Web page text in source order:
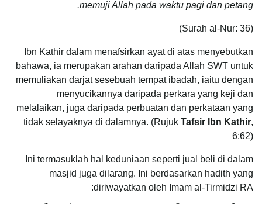
memuji Allah pada waktu pagi dan petang.
(Surah al-Nur: 36)
Ibn Kathir dalam menafsirkan ayat di atas menyebutkan
bahawa, ia merupakan arahan daripada Allah SWT untuk
memuliakan darjat sesebuah tempat ibadah, iaitu dengan
menyucikannya daripada perkara yang keji dan
melalaikan, juga daripada perbuatan dan perkataan yang
tidak selayaknya di dalamnya. (Rujuk Tafsir Ibn Kathir,
6:62)
Ini termasuklah hal keduniaan seperti jual beli di dalam
masjid juga dilarang. Ini berdasarkan hadith yang
diriwayatkan oleh Imam al-Tirmidzi RA: